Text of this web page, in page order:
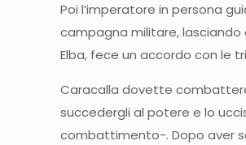
Poi l’imperatore in persona
campagna militare,
Elba, fece un accordo con le
Caracalla dovette
succedergli al potere e lo
combattimento-. Dopo aver